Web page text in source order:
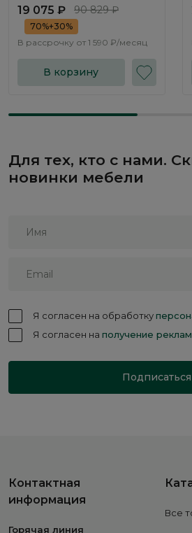
19 075 ₽ 90 829 ₽
70%+30%
В рассрочку от 1 590 ₽/месяц
В корзину
Для тех, кто с нами.
новинки мебели
Я согласен на обработку
Я согласен на получение
Подписаться
Контактная
информация
Горячая линия
Все